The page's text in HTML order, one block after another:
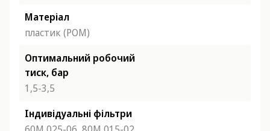
Матеріал
пластик (POM)
Оптимальний робочий
тиск, бар
1,5-3,5
Індивідуальні фільтри